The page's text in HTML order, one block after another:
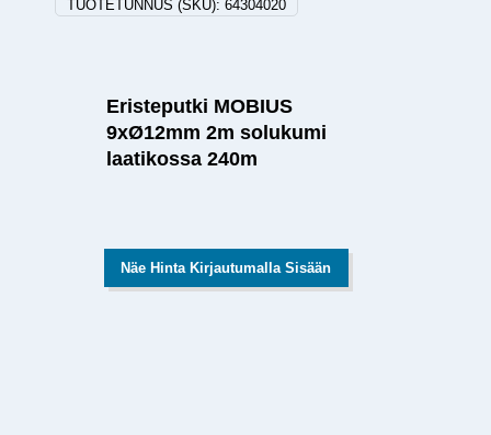
TUOTETUNNUS (SKU): 64304020
Eristeputki MOBIUS
9xØ12mm 2m solukumi
laatikossa 240m
Näe Hinta Kirjautumalla Sisään